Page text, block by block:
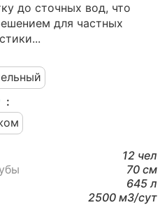
до сточных вод, что
для частных
:
12 чел
70 см
645 л
2500 м3/cут